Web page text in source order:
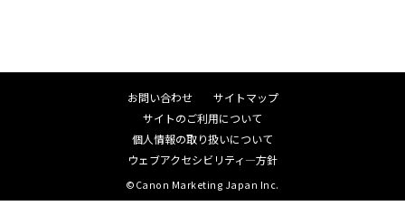
お問い合わせ
サイトマップ
サイトのご利用について
個人情報の取り扱いについて
ウェブアクセシビリティ―方針
©Canon Marketing Japan Inc.